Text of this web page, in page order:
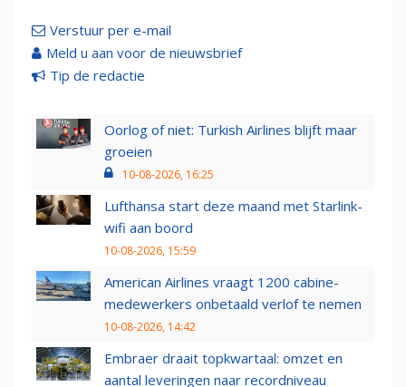
Verstuur per e-mail
Meld u aan voor de nieuwsbrief
Tip de redactie
Oorlog of niet: Turkish Airlines blijft maar
groeien
10-08-2026, 16:25
Lufthansa start deze maand met Starlink-
wifi aan boord
10-08-2026, 15:59
American Airlines vraagt 1200 cabine-
medewerkers onbetaald verlof te nemen
10-08-2026, 14:42
Embraer draait topkwartaal: omzet en
aantal leveringen naar recordniveau